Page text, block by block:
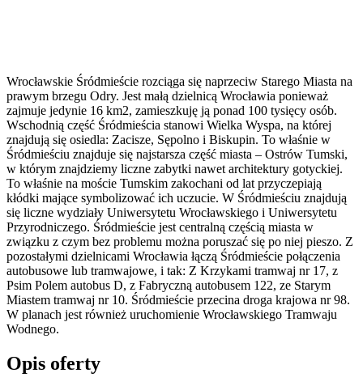
Wrocławskie Śródmieście rozciąga się naprzeciw Starego Miasta na
prawym brzegu Odry. Jest małą dzielnicą Wrocławia ponieważ
zajmuje jedynie 16 km2, zamieszkuję ją ponad 100 tysięcy osób.
Wschodnią część Śródmieścia stanowi Wielka Wyspa, na której
znajdują się osiedla: Zacisze, Sępolno i Biskupin. To właśnie w
Śródmieściu znajduje się najstarsza część miasta – Ostrów Tumski,
w którym znajdziemy liczne zabytki nawet architektury gotyckiej.
To właśnie na moście Tumskim zakochani od lat przyczepiają
kłódki mające symbolizować ich uczucie. W Śródmieściu znajdują
się liczne wydziały Uniwersytetu Wrocławskiego i Uniwersytetu
Przyrodniczego. Śródmieście jest centralną częścią miasta w
związku z czym bez problemu można poruszać się po niej pieszo. Z
pozostałymi dzielnicami Wrocławia łączą Śródmieście połączenia
autobusowe lub tramwajowe, i tak: Z Krzykami tramwaj nr 17, z
Psim Polem autobus D, z Fabryczną autobusem 122, ze Starym
Miastem tramwaj nr 10. Śródmieście przecina droga krajowa nr 98.
W planach jest również uruchomienie Wrocławskiego Tramwaju
Wodnego.
Opis oferty